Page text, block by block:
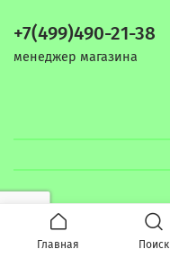
+7(499)490-21-38
менеджер магазина
Главная Поиск